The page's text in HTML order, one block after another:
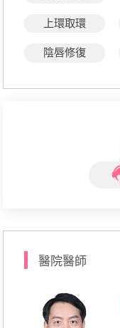
上環取環
陰唇修復
醫院醫師